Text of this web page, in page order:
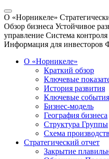
О «Норникеле»
Обзор бизнеса Устойчивое
управление Система
Информация для инвесторов
О «Норникеле»
Краткий обзор
Ключевые
История развития
Ключевые
Бизнес-модель
География бизнеса
Структура Группы
Схема
Стратегический отчет
Закрытие